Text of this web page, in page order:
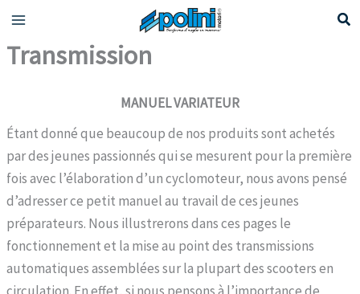
contenu
Transmission
MANUEL VARIATEUR
Étant donné que beaucoup de nos produits sont achetés
par des jeunes passionnés qui se mesurent pour la première
fois avec l’élaboration d’un cyclomoteur, nous avons pensé
d’adresser ce petit manuel au travail de ces jeunes
préparateurs. Nous illustrerons dans ces pages le
fonctionnement et la mise au point des transmissions
automatiques assemblées sur la plupart des scooters en
circulation. En effet, si nous pensons à l’importance de